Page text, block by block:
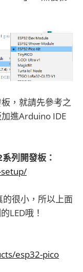
，就請先參考之
進Arduino IDE
列開發板：
很小，所以上面
LED哦！
esp32-pico